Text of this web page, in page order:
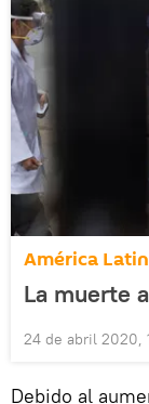
América
La muerte
24 de abril 2020,
Debido al